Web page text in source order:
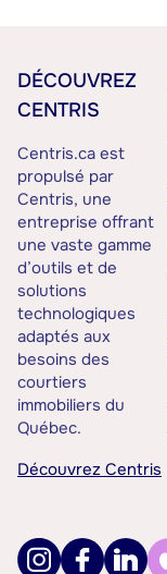
DÉCOUVREZ
CENTRIS
Centris.ca est
propulsé par
Centris, une
entreprise offrant
une vaste gamme
d’outils et de
solutions
technologiques
adaptés aux
besoins des
courtiers
immobiliers du
Québec.
Découvrez Centris